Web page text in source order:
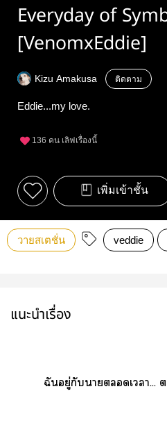
Everyday of
[VenomxEddie]
Kizu Amakusa ติดตาม
Eddie...my love.
136 คน เลิฟเรื่องนี้
เพิ่มเข้าชั้น
วายสเตชั่น veddie
แนะนำเรื่อง
ฉันอยู่กับาเา...